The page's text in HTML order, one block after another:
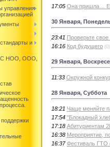
управления
и
НОО, ООО,
17:05 Она пришла…
30 Января,
23:41 Проверьте
16:16 Код будущего (0)
29 Января,
11:33 Окружной
28 Января, Суббота
18:21 Чаще меняйте
17:54 "Блокадный
17:18 Абитуриентам
16:38 Мероприятие,
16:37 Фестиваль